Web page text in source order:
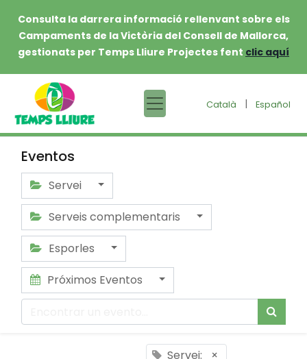
Consulta la darrera informació rellenvant sobre els
Campaments de la Victòria del Consell de Mallorca,
gestionats per Temps Lliure Projectes fent clic aquí
Català | Español
Eventos
Servei
Serveis complementaris
Esporles
Próximos Eventos
Servei:
×